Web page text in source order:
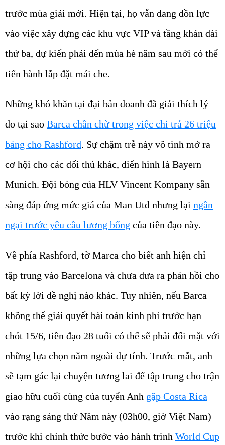
trước mùa giải mới. Hiện tại, họ vẫn đang dồn lực
vào việc xây dựng các khu vực VIP và tầng khán đài
thứ ba, dự kiến phải đến mùa hè năm sau mới có thể
tiến hành lắp đặt mái che.
Những khó khăn tại đại bản doanh đã giải thích lý
do tại sao Barca chần chừ trong việc chi trả 26 triệu
bảng cho Rashford. Sự chậm trễ này vô tình mở ra
cơ hội cho các đối thủ khác, điển hình là Bayern
Munich. Đội bóng của HLV Vincent Kompany sẵn
sàng đáp ứng mức giá của Man Utd nhưng lại ngần
ngại trước yêu cầu lương bổng của tiền đạo này.
Về phía Rashford, tờ Marca cho biết anh hiện chỉ
tập trung vào Barcelona và chưa đưa ra phản hồi cho
bất kỳ lời đề nghị nào khác. Tuy nhiên, nếu Barca
không thể giải quyết bài toán kinh phí trước hạn
chót 15/6, tiền đạo 28 tuổi có thể sẽ phải đối mặt với
những lựa chọn nằm ngoài dự tính. Trước mắt, anh
sẽ tạm gác lại chuyện tương lai để tập trung cho trận
giao hữu cuối cùng của tuyển Anh gặp Costa Rica
vào rạng sáng thứ Năm này (03h00, giờ Việt Nam)
trước khi chính thức bước vào hành trình World Cup